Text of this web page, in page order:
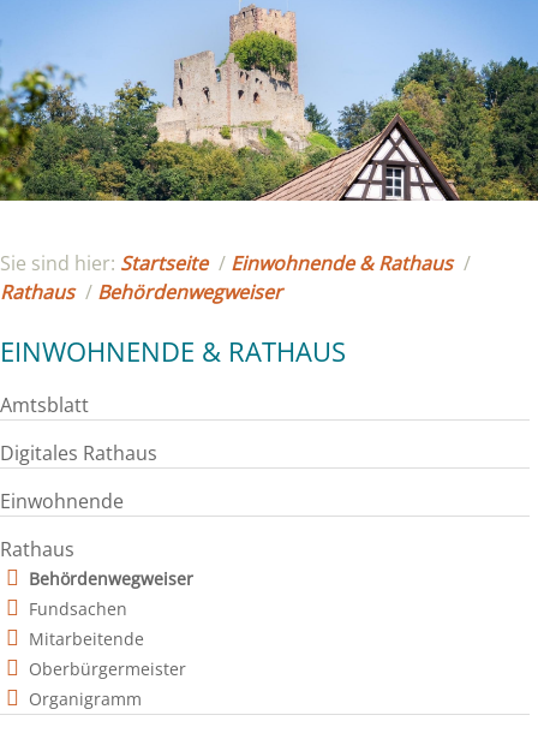
Sie sind hier: Startseite / Einwohnende & Rathaus /
Rathaus / Behördenwegweiser
EINWOHNENDE & RATHAUS
Amtsblatt
Digitales Rathaus
Einwohnende
Rathaus
Behördenwegweiser
Fundsachen
Mitarbeitende
Oberbürgermeister
Organigramm